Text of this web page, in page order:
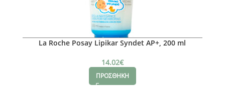
La Roche Posay Lipikar Syndet AP+, 200 ml
14.02€
ΠΡΟΣΘΗΚΗ